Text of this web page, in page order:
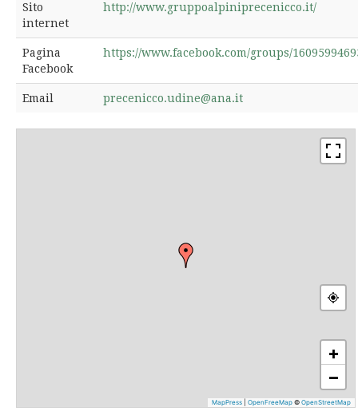
Sito
internet
http://www.gruppoalpiniprecenicco.it/
Pagina
Facebook
https://www.facebook.com/groups/
Email precenicco.udine@ana.it
+
−
MapPress OpenFreeMap © OpenStreetMap